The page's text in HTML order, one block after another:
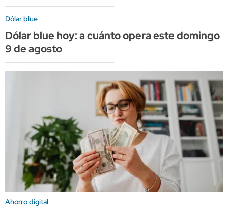
Dólar blue
Dólar blue hoy: a cuánto opera este domingo
9 de agosto
Ahorro digital